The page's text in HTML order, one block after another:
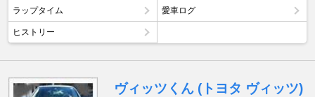
ラップタイム 愛車ログ
ヒストリー
ヴィッツくん (トヨタ ヴィッツ)